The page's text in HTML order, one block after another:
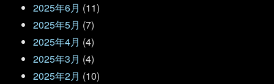
2025年6月 (11)
2025年5月 (7)
2025年4月 (4)
2025年3月 (4)
2025年2月 (10)